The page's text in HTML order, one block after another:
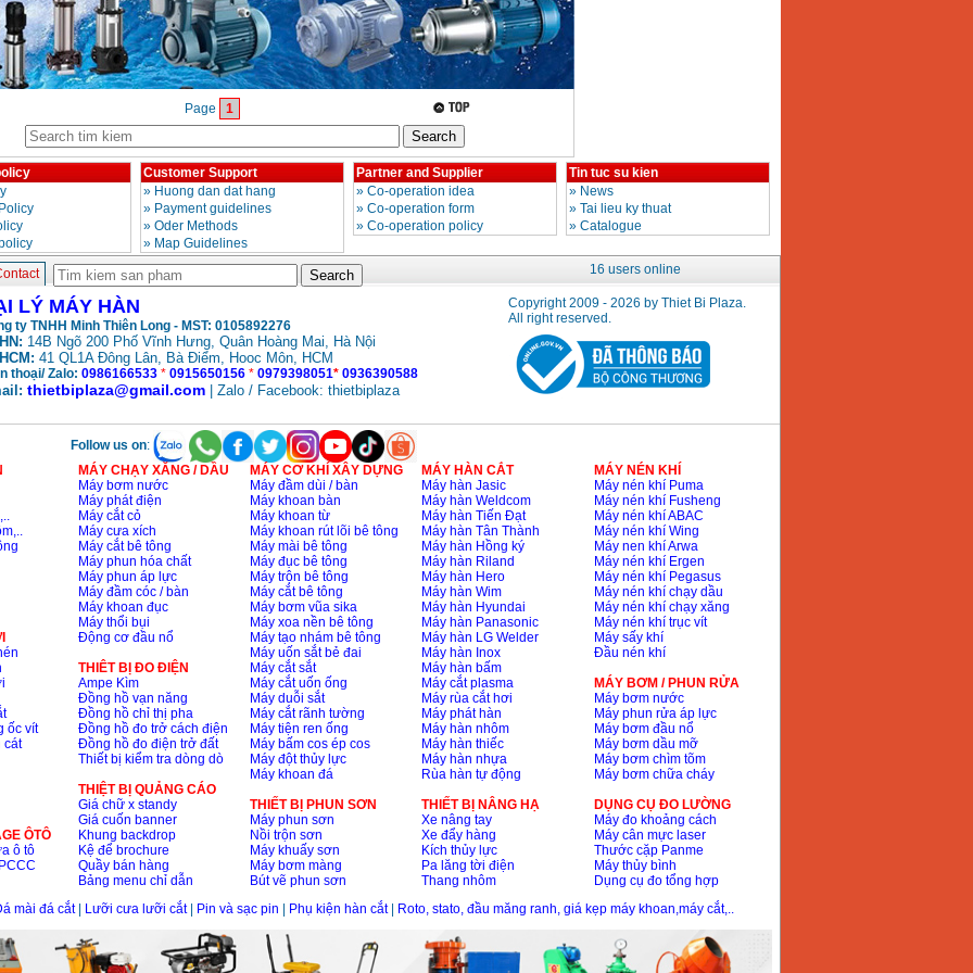
Page 1
Customer Support
» Huong dan dat hang
» Payment guidelines
» Oder Methods
» Map Guidelines
Partner and Supplier
» Co-operation idea
» Co-operation form
» Co-operation policy
Tin tuc su kien
» News
» Tai lieu ky thuat
» Catalogue
16 users online
LÝ MÁY HÀN
ty TNHH Minh Thiên Long - MST: 0105892276
14B Ngõ 200 Phố Vĩnh Hưng, Quân Hoàng Mai, Hà Nội
41 QL1A Đông Lân, Bà Điểm, Hooc Môn, HCM
thoại/ Zalo: 0986166533 * 0915650156* 0979398051* 0936390588
thietbiplaza@gmail.com| Zalo / Facebook: thietbiplaza
Copyright 2009 - 2026 by Thiet Bi Plaza.
All right reserved.
Follow us on:
ốc vít
cát
ÔTÔ
ô tô
MÁY CHẠY XĂNG / DẦU
Máy bơm nước
Máy phát điện
Máy cắt cỏ
Máy cưa xích
Máy cắt bê tông
Máy phun hóa chất
Máy phun áp lực
Máy đầm cóc / bàn
Máy khoan đục
Máy thổi bụi
Động cơ đầu nổ
THIÊT BỊ ĐO ĐIỆN
Ampe Kìm
Đồng hồ vạn năng
Đồng hồ chỉ thị pha
Đồng hồ đo trở cách điện
Đồng hồ đo điện trở đất
Thiết bị kiểm tra dòng dò
THIỆT BỊ QUẢNG CÁO
Giá chữ x standy
Giá cuốn banner
Khung backdrop
Kệ để brochure
Quầy bán hàng
Bảng menu chỉ dẫn
MÁY CƠ KHÍ XÂY DỰNG
Máy đầm dùi / bàn
Máy khoan bàn
Máy khoan từ
Máy khoan rút lõi bê tông
Máy mài bê tông
Máy đục bê tông
Máy trộn bê tông
Máy cắt bê tông
Máy bơm vũa sika
Máy xoa nền bê tông
Máy tạo nhám bê tông
Máy uốn sắt bẻ đai
Máy cắt sắt
Máy cắt uốn ống
Máy duỗi sắt
Máy cắt rãnh tường
Máy tiện ren ống
Máy bấm cos ép cos
Máy đột thủy lực
Máy khoan đá
THIẾT BỊ PHUN SƠN
Máy phun sơn
Nồi trộn sơn
Máy khuấy sơn
Máy bơm màng
Bút vẽ phun sơn
MÁY HÀN CẮT
Máy hàn Jasic
Máy hàn Weldcom
Máy hàn Tiến Đạt
Máy hàn Tân Thành
Máy hàn Hồng ký
Máy hàn Riland
Máy hàn Hero
Máy hàn Wim
Máy hàn Hyundai
Máy hàn Panasonic
Máy hàn LG Welder
Máy hàn Inox
Máy hàn bấm
Máy cắt plasma
Máy rùa cắt hơi
Máy phát hàn
Máy hàn nhôm
Máy hàn thiếc
Máy hàn nhựa
Rùa hàn tự động
THIẾT BỊ NÂNG HẠ
Xe nâng tay
Xe đẩy hàng
Kích thủy lực
Pa lăng tời điện
Thang nhôm
MÁY NÉN KHÍ
Máy nén khí Puma
Máy nén khí Fusheng
Máy nén khí ABAC
Máy nén khí Wing
Máy nen khí Arwa
Máy nén khí Ergen
Máy nén khí Pegasus
Máy nén khí chạy dầu
Máy nén khí chạy xăng
Máy nén khí trục vít
Máy sấy khí
Đầu nén khí
MÁY BƠM / PHUN RỬA
Máy bơm nước
Máy phun rửa áp lực
Máy bơm đầu nổ
Máy bơm dầu mỡ
Máy bơm chìm tõm
Máy bơm chữa cháy
DỤNG CỤ ĐO LƯỜNG
Máy đo khoảng cách
Máy cân mực laser
Thước cặp Panme
Máy thủy bình
Dụng cụ đo tổng hợp
mài đá cắt| Lưỡi cưa lưỡi cắt| Pin và sạc pin Phụ kiện hàn cắt| Roto, stato, đầu măng ranh, giá kẹp máy khoan,máy cắt,..